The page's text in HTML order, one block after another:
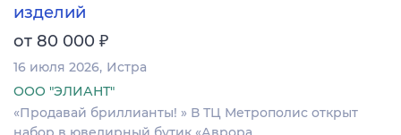
изделий
от 80 000 ₽
16 июля 2026 Истра
ООО "ЭЛИАНТ"
«Продавай бриллианты! » В ТЦ Метрополис открыт